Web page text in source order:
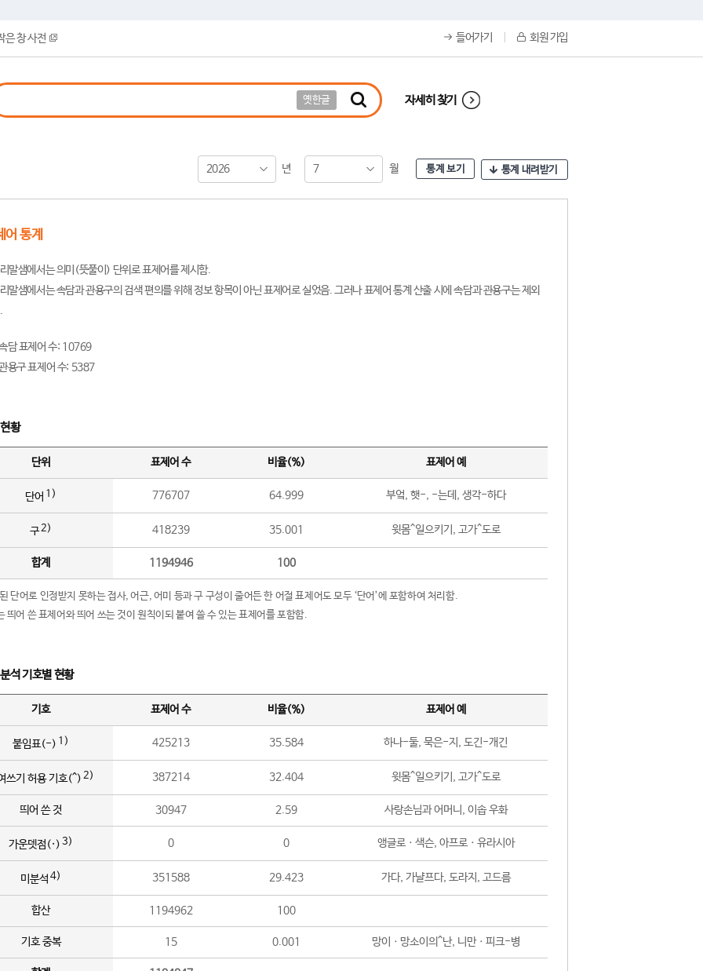
은 창 사전 들어가기 회원 가입
옛한글 자세히 찾기
2026 년 7 월 통계 보기 통계 내려받기
어 통계
말샘에서는 의미(뜻풀이) 단위로 표제어를 제시함.
말샘에서는 속담과 관용구의 검색 편의를 위해 정보 항목이 아닌 표제어로 실었음. 그러나 표제어 통계 산출 시에 속담과 관용구는 제외
담 표제어 수: 10769
용구 표제어 수: 5387
황
단위 표제어 수 비율(%) 표제어 예
단어 1) 776707 64.999 부엌, 햇-, -는데, 생각-하다
구2) 418239 35.001 윗몸^일으키기, 고가^도로
합계 1194946 100
단어로 인정받지 못하는 접사, 어근, 어미 등과 구 구성이 줄어든 한 어절 표제어도 모두 ‘단어’에 포함하여 처리함.
띄어 쓴 표제어와 띄어 쓰는 것이 원칙이되 붙여 쓸 수 있는 표제어를 포함함.
석 기호별 현황
기호 표제어 수 비율(%) 표제어 예
붙임표(-) 1) 425213 35.584 하나-둘, 묵은-지, 도긴-개긴
쓰기 허용 기호(^) 2) 387214 32.404 윗몸^일으키기, 고가^도로
띄어 쓴 것 30947 2.59 사랑손님과 어머니, 이솝 우화
가운뎃점(·) 3) 0 0 앵글로ㆍ색슨, 아프로ㆍ유라시아
미분석 4) 351588 29.423 가다, 가냘프다, 도라지, 고드름
합산 1194962 100
기호 중복 15 0.001 망이ㆍ망소이의^난, 니만ㆍ피크-병